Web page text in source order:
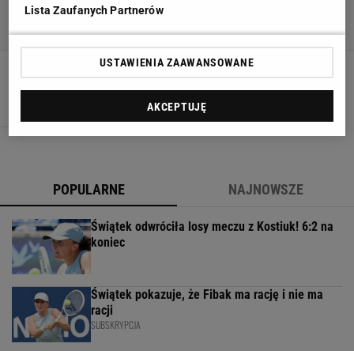
Jeannie Longo ma się dobrze
ok,29 WRZEŚNIA 2010, 19:57
POPULARNE NAJNOWSZE
Świątek odwróciła losy meczu z Kostiuk! 6:2 na
koniec
Świątek pokazuje, że Fibak ma rację i nie ma
racji
SUBSKRYPCJA
Lista Zaufanych Partnerów
USTAWIENIA ZAAWANSOWANE
AKCEPTUJĘ